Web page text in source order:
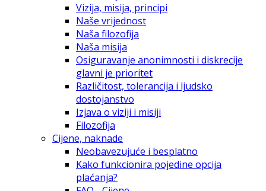
Vizija, misija, principi
Naše vrijednost
Naša filozofija
Naša misija
Osiguravanje anonimnosti i diskrecije
glavni je prioritet
Različitost, tolerancija i ljudsko
dostojanstvo
Izjava o viziji i misiji
Filozofija
Cijene, naknade
Neobavezujuće i besplatno
Kako funkcionira pojedine opcija
plaćanja?